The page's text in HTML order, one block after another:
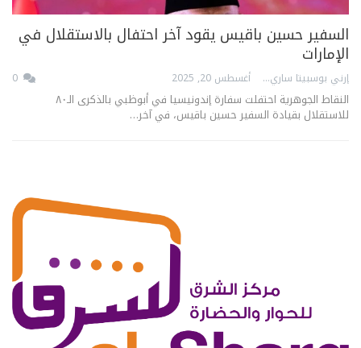
السفير حسين باقيس يقود آخر احتفال بالاستقلال في
الإمارات
إرني بوسبيتا ساري أغسطس 20, 2025
النقاط الجوهرية احتفلت سفارة إندونيسيا في أبوظبي بالذكرى الـ٨٠
للاستقلال بقيادة السفير حسين باقيس، في آخر…